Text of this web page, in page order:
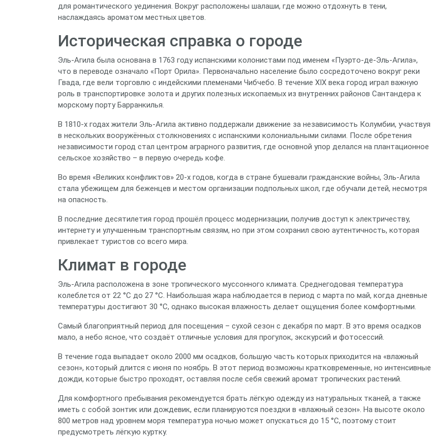
для романтического уединения. Вокруг расположены шалаши, где можно отдохнуть в тени,
наслаждаясь ароматом местных цветов.
Историческая справка о городе
Эль‑Агила была основана в 1763 году испанскими колонистами под именем «Пуэрто-де-Эль‑Агила»,
что в переводе означало «Порт Орила». Первоначально население было сосредоточено вокруг реки
Гвада, где вели торговлю с индейскими племенами Чибчебо. В течение XIX века город играл важную
роль в транспортировке золота и других полезных ископаемых из внутренних районов Сантандера к
морскому порту Барранкилья.
В 1810‑х годах жители Эль‑Агила активно поддержали движение за независимость Колумбии, участвуя
в нескольких вооружённых столкновениях с испанскими колониальными силами. После обретения
независимости город стал центром аграрного развития, где основной упор делался на плантационное
сельское хозяйство – в первую очередь кофе.
Во время «Великих конфликтов» 20‑х годов, когда в стране бушевали гражданские войны, Эль‑Агила
стала убежищем для беженцев и местом организации подпольных школ, где обучали детей, несмотря
на опасность.
В последние десятилетия город прошёл процесс модернизации, получив доступ к электричеству,
интернету и улучшенным транспортным связям, но при этом сохранил свою аутентичность, которая
привлекает туристов со всего мира.
Климат в городе
Эль‑Агила расположена в зоне тропического муссонного климата. Среднегодовая температура
колеблется от 22 °C до 27 °C. Наибольшая жара наблюдается в период с марта по май, когда дневные
температуры достигают 30 °C, однако высокая влажность делает ощущения более комфортными.
Самый благоприятный период для посещения – сухой сезон с декабря по март. В это время осадков
мало, а небо ясное, что создаёт отличные условия для прогулок, экскурсий и фотосессий.
В течение года выпадает около 2000 мм осадков, большую часть которых приходится на «влажный
сезон», который длится с июня по ноябрь. В этот период возможны кратковременные, но интенсивные
дожди, которые быстро проходят, оставляя после себя свежий аромат тропических растений.
Для комфортного пребывания рекомендуется брать лёгкую одежду из натуральных тканей, а также
иметь с собой зонтик или дождевик, если планируются поездки в «влажный сезон». На высоте около
800 метров над уровнем моря температура ночью может опускаться до 15 °C, поэтому стоит
предусмотреть лёгкую куртку.